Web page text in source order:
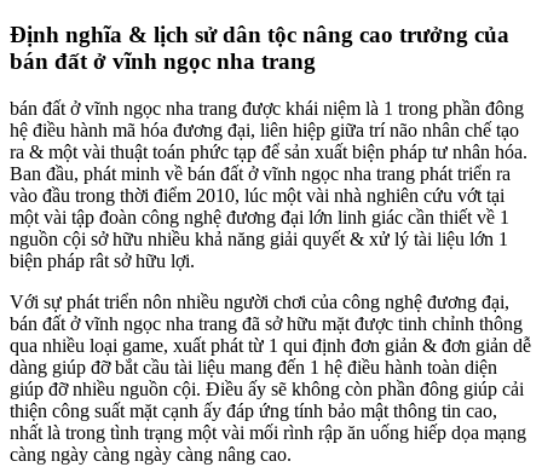
Định nghĩa & lịch sử dân tộc nâng cao trưởng của
bán đất ở vĩnh ngọc nha trang
bán đất ở vĩnh ngọc nha trang được khái niệm là 1 trong phần đông
hệ điều hành mã hóa đương đại, liên hiệp giữa trí não nhân chế tạo
ra & một vài thuật toán phức tạp để sản xuất biện pháp tư nhân hóa.
Ban đầu, phát minh về bán đất ở vĩnh ngọc nha trang phát triển ra
vào đầu trong thời điểm 2010, lúc một vài nhà nghiên cứu vớt tại
một vài tập đoàn công nghệ đương đại lớn linh giác cần thiết về 1
nguồn cội sở hữu nhiều khả năng giải quyết & xử lý tài liệu lớn 1
biện pháp rât sở hữu lợi.
Với sự phát triển nôn nhiều người chơi của công nghệ đương đại,
bán đất ở vĩnh ngọc nha trang đã sở hữu mặt được tinh chỉnh thông
qua nhiều loại game, xuất phát từ 1 qui định đơn giản & đơn giản dễ
dàng giúp đỡ bắt cầu tài liệu mang đến 1 hệ điều hành toàn diện
giúp đỡ nhiều nguồn cội. Điều ấy sẽ không còn phần đông giúp cải
thiện công suất mặt cạnh ấy đáp ứng tính bảo mật thông tin cao,
nhất là trong tình trạng một vài mối rình rập ăn uống hiếp dọa mạng
càng ngày càng ngày càng nâng cao.